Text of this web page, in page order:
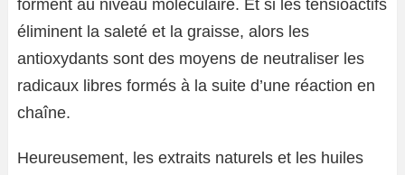
forment au niveau moléculaire. Et si les tensioactifs
éliminent la saleté et la graisse, alors les
antioxydants sont des moyens de neutraliser les
radicaux libres formés à la suite d’une réaction en
chaîne.
Heureusement, les extraits naturels et les huiles